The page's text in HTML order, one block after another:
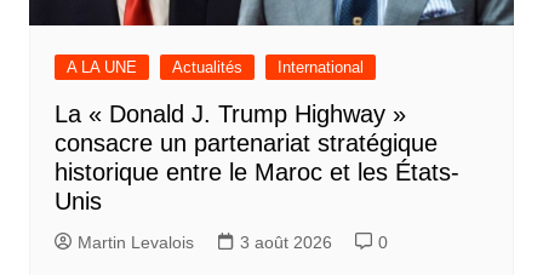
A LA UNE Actualités International
La « Donald J. Trump Highway »
consacre un partenariat stratégique
historique entre le Maroc et les États-
Unis
Martin Levalois 3 août 2026 0